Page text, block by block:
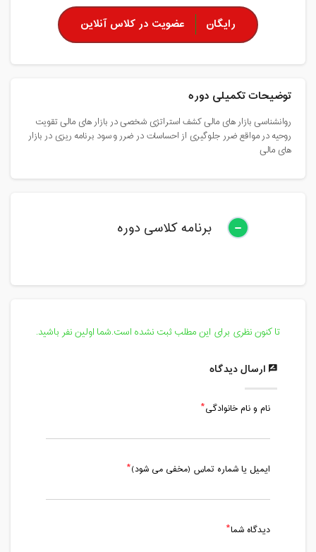
رایگان عضویت در کلاس آنلاین
توضیحات تکمیلی دوره
روانشناسی بازار های مالی کشف استراتژی شخصی در بازار های مالی تقویت
روحیه در مواقع ضرر جلوگیری از احساسات در ضرر و سود برنامه ریزی در بازار
های مالی
برنامه کلاسی دوره
تا کنون نظری برای این مطلب ثبت نشده است.شما اولین نفر باشید.
ارسال دیدگاه
نام و نام خانوادگی
ایمیل یا شماره تماس (مخفی می شود)
دیدگاه شما